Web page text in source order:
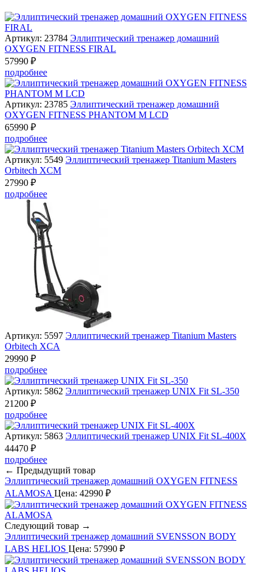
Артикул: 23784 Эллиптический тренажер домашний
OXYGEN FITNESS FIRAL
57990 ₽
подробнее
Артикул: 23785 Эллиптический тренажер домашний
OXYGEN FITNESS PHANTOM M LCD
65990 ₽
подробнее
Артикул: 5549 Эллиптический тренажер Titanium Masters
Orbitech XCM
27990 ₽
подробнее
Артикул: 5597 Эллиптический тренажер Titanium Masters
Orbitech XCA
29990 ₽
подробнее
Артикул: 5862 Эллиптический тренажер UNIX Fit SL-350
21200 ₽
подробнее
Артикул: 5863 Эллиптический тренажер UNIX Fit SL-400X
44470 ₽
подробнее
← Предыдущий товар
Эллиптический тренажер домашний OXYGEN FITNESS
ALAMOSA Цена: 42990 ₽
Следующий товар →
Эллиптический тренажер домашний SVENSSON BODY
LABS HELIOS Цена: 57990 ₽